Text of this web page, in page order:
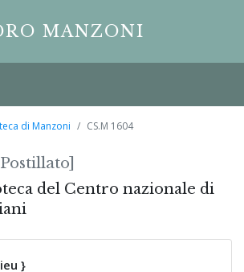
MANZONI
di Manzoni CS.M 1604
[Postillato]
del Centro nazionale di
}